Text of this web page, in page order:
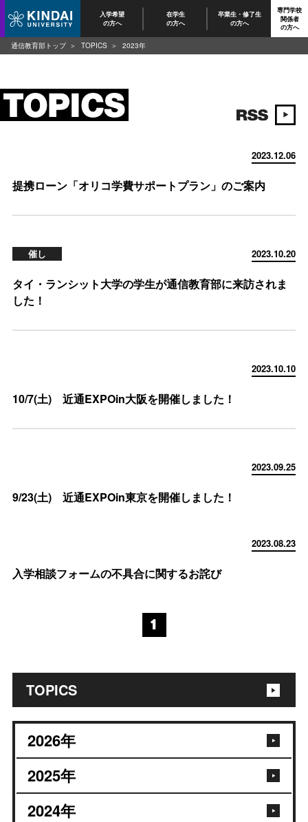
入学希望
の方へ
在学生
の方へ
卒業生・修了生
の方へ
専門学校
関係者
の方へ
TOPICS
2026年
2025年
2024年
2023.12.06
提携ローン「オリコ学費サポートプラン」のご案内
2023.10.20
催し
タイ・ランシット大学の学生が通信教育部に来訪されま
した！
2023.10.10
10/7(土) 近通EXPOin大阪を開催しました！
2023.09.25
9/23(土) 近通EXPOin東京を開催しました！
2023.08.23
入学相談フォームの不具合に関するお詫び
1
通信教育部トップ TOPICS 2023年